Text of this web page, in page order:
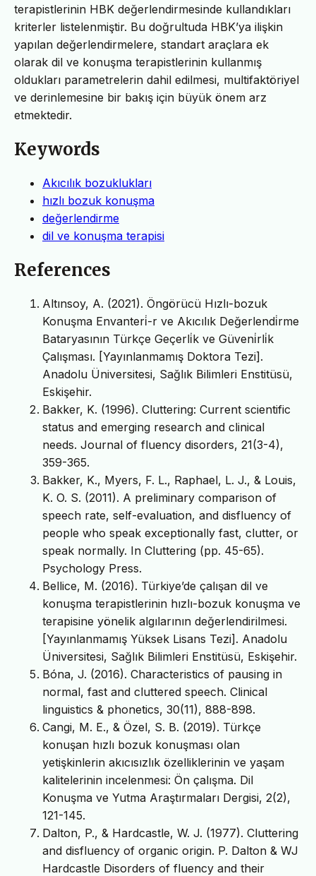
terapistlerinin HBK değerlendirmesinde kullandıkları
kriterler listelenmiştir. Bu doğrultuda HBK’ya ilişkin
yapılan değerlendirmelere, standart araçlara ek
olarak dil ve konuşma terapistlerinin kullanmış
oldukları parametrelerin dahil edilmesi, multifaktöriyel
ve derinlemesine bir bakış için büyük önem arz
etmektedir.
Keywords
Akıcılık bozuklukları
hızlı bozuk konuşma
değerlendirme
dil ve konuşma terapisi
References
Altınsoy, A. (2021). Öngörücü Hızlı-bozuk
Konuşma Envanteri̇-r ve Akıcılık Değerlendi̇rme
Bataryasının Türkçe Geçerli̇k ve Güveni̇rli̇k
Çalışması. [Yayınlanmamış Doktora Tezi].
Anadolu Üniversitesi, Sağlık Bilimleri Enstitüsü,
Eskişehir.
Bakker, K. (1996). Cluttering: Current scientific
status and emerging research and clinical
needs. Journal of fluency disorders, 21(3-4),
359-365.
Bakker, K., Myers, F. L., Raphael, L. J., & Louis,
K. O. S. (2011). A preliminary comparison of
speech rate, self-evaluation, and disfluency of
people who speak exceptionally fast, clutter, or
speak normally. In Cluttering (pp. 45-65).
Psychology Press.
Bellice, M. (2016). Türkiye’de çalışan dil ve
konuşma terapistlerinin hızlı-bozuk konuşma ve
terapisine yönelik algılarının değerlendirilmesi.
[Yayınlanmamış Yüksek Lisans Tezi]. Anadolu
Üniversitesi, Sağlık Bilimleri Enstitüsü, Eskişehir.
Bóna, J. (2016). Characteristics of pausing in
normal, fast and cluttered speech. Clinical
linguistics & phonetics, 30(11), 888-898.
Cangi, M. E., & Özel, S. B. (2019). Türkçe
konuşan hızlı bozuk konuşması olan
yetişkinlerin akıcısızlık özelliklerinin ve yaşam
kalitelerinin incelenmesi: Ön çalışma. Dil
Konuşma ve Yutma Araştırmaları Dergisi, 2(2),
121-145.
Dalton, P., & Hardcastle, W. J. (1977). Cluttering
and disfluency of organic origin. P. Dalton & WJ
Hardcastle Disorders of fluency and their